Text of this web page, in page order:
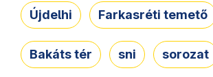
Újdelhi Farkasréti temető
Bakáts tér sni sorozat